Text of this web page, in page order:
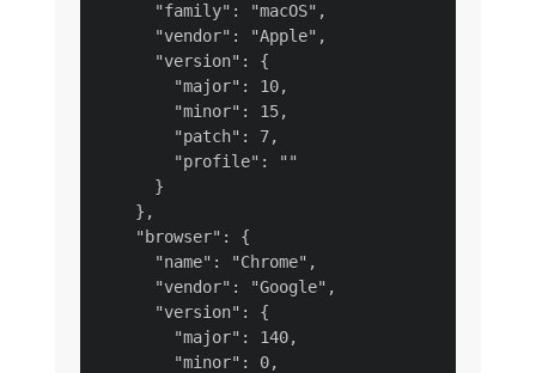
      "family": "macOS",
      "vendor": "Apple",
      "version": {
        "major": 10,
        "minor": 15,
        "patch": 7,
        "profile": ""
      }
    },
    "browser": {
      "name": "Chrome",
      "vendor": "Google",
      "version": {
        "major": 140,
        "minor": 0,